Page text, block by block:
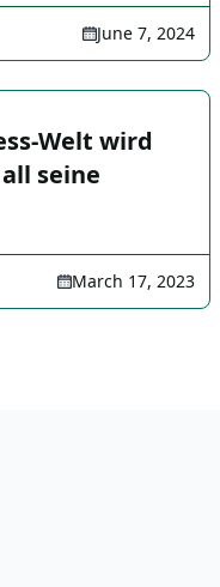
June 7, 2024
Welt wird
seine
March 17, 2023